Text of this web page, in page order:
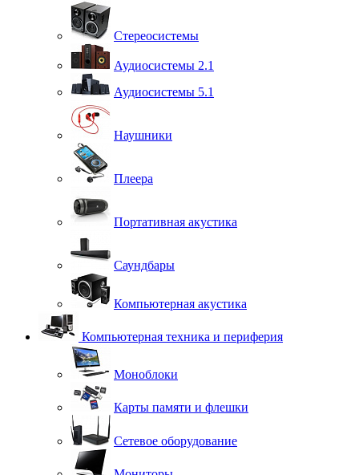
Стереосистемы
Аудиосистемы 2.1
Аудиосистемы 5.1
Наушники
Плеера
Портативная акустика
Саундбары
Компьютерная акустика
Компьютерная техника и периферия
Моноблоки
Карты памяти и флешки
Сетевое оборудование